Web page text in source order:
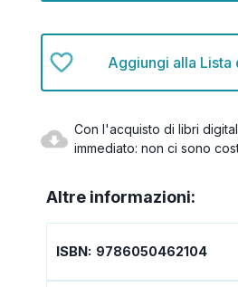
Aggiungi alla Lista
Con l'acquisto di libri
immediato: non ci sono
Altre informazioni:
ISBN: 9786050462104